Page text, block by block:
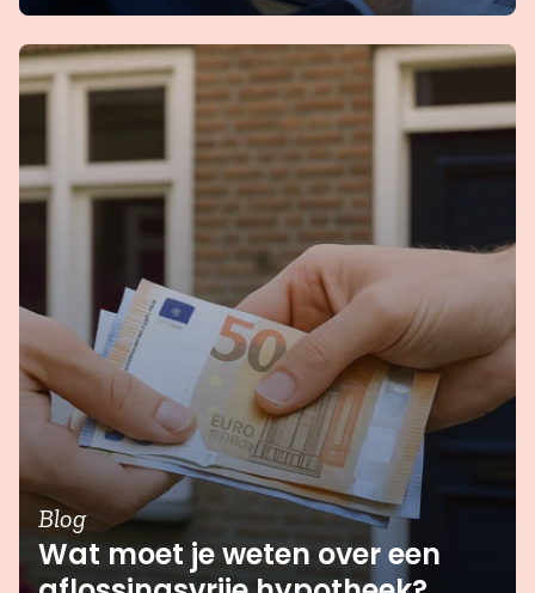
Blog
Wat moet je weten over een